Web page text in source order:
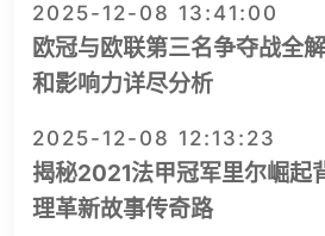
2025-12-08 13:41:00
欧冠与欧联第三名争夺战全
和影响力详尽分析
2025-12-08 12:13:23
揭秘2021法甲冠军里尔崛起
理革新故事传奇路